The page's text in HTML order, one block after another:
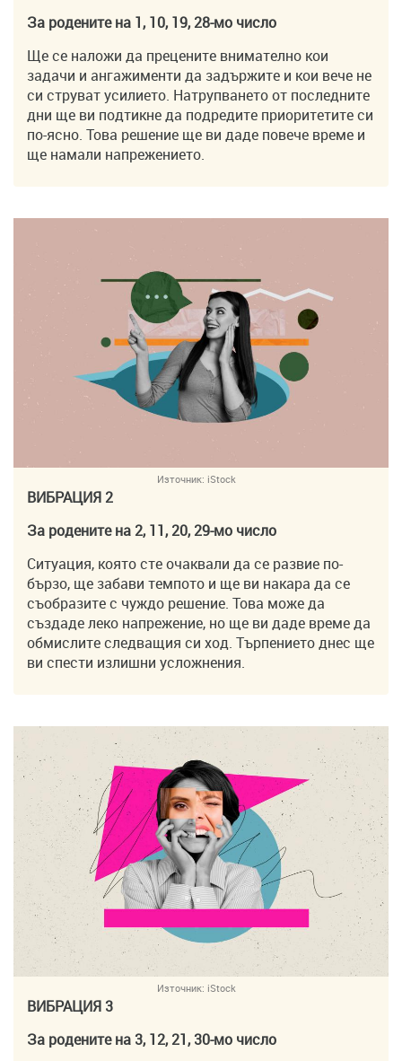
За родените на 1, 10, 19, 28-мо число
Ще се наложи да прецените внимателно кои
задачи и ангажименти да задържите и кои вече не
си струват усилието. Натрупването от последните
дни ще ви подтикне да подредите приоритетите си
по-ясно. Това решение ще ви даде повече време и
ще намали напрежението.
Източник: iStock
ВИБРАЦИЯ 2
За родените на 2, 11, 20, 29-мо число
Ситуация, която сте очаквали да се развие по-
бързо, ще забави темпото и ще ви накара да се
съобразите с чуждо решение. Това може да
създаде леко напрежение, но ще ви даде време да
обмислите следващия си ход. Търпението днес ще
ви спести излишни усложнения.
Източник: iStock
ВИБРАЦИЯ 3
За родените на 3, 12, 21, 30-мо число